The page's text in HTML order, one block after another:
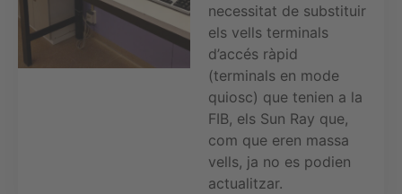
necessitat de substituir
els vells terminals
d’accés ràpid
(terminals en mode
quiosc) que tenien a la
FIB, els Sun Ray que,
com que eren massa
vells, ja no es podien
actualitzar.